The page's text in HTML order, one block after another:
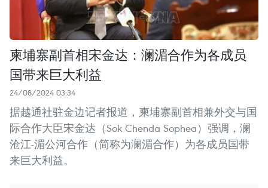
柬埔寨副首相宋金达：澜湄合作为各成员
国带来巨大利益
24/08/2024 03:34
据越通社驻金边记者报道，柬埔寨副首相兼外交与国
际合作大臣宋金达（Sok Chenda Sophea）强调，澜
沧江-湄公河合作（简称为澜湄合作）为各成员国带
来巨大利益。